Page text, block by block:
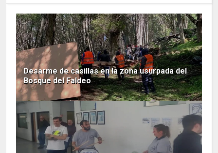
Desarme de casillas en la zona usurpada del
Bosque del Faldeo